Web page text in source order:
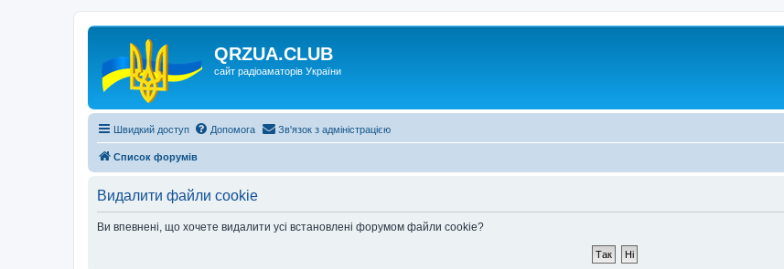
QRZUA.CLUB
сайт радіоаматорів України
Швидкий доступ Допомога Зв'язок з адміністрацією
Список форумів
Видалити файли cookie
Ви впевнені, що хочете видалити усі встановлені форумом файли cookie?